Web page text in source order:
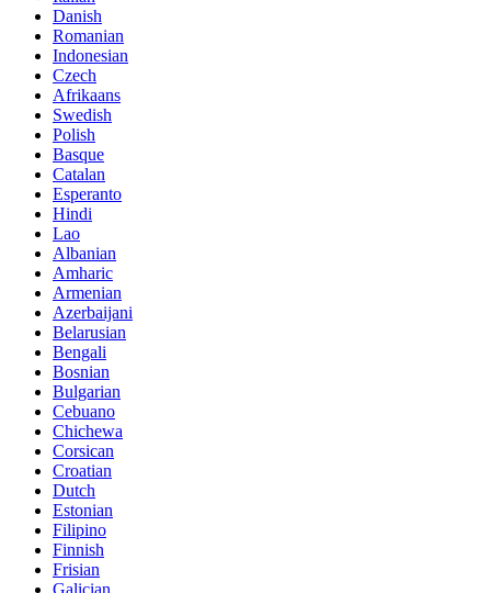
Danish
Romanian
Indonesian
Czech
Afrikaans
Swedish
Polish
Basque
Catalan
Esperanto
Hindi
Lao
Albanian
Amharic
Armenian
Azerbaijani
Belarusian
Bengali
Bosnian
Bulgarian
Cebuano
Chichewa
Corsican
Croatian
Dutch
Estonian
Filipino
Finnish
Frisian
Galician